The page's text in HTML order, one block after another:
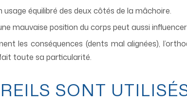
usage équilibré des deux côtés de la mâchoire.
mauvaise position du corps peut aussi
les conséquences (dents mal alignées),
toute sa particularité.
SONT